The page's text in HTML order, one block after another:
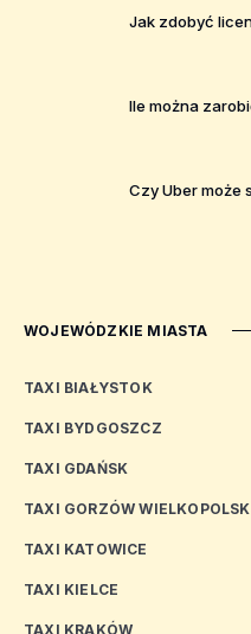
Jak zdobyć
Ile można
Czy Uber może
WOJEWÓDZKIE MIASTA
TAXI BIAŁYSTOK
TAXI BYDGOSZCZ
TAXI GDAŃSK
TAXI GORZÓW
TAXI KATOWICE
TAXI KIELCE
TAXI KRAKÓW